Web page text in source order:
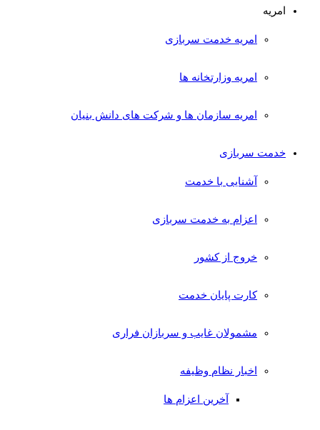
امریه
امریه خدمت سربازی
امریه وزارتخانه ها
امریه سازمان ها و شرکت های دانش بنیان
خدمت سربازی
آشنایی با خدمت
اعزام به خدمت سربازی
خروج از کشور
کارت پایان خدمت
مشمولان غایب و سربازان فراری
اخبار نظام وظیفه
آخرین اعزام ها